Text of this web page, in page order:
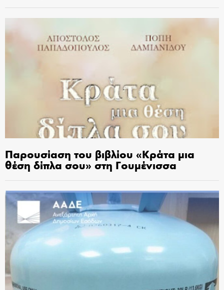
Παρουσίαση του βιβλίου «Κράτα μια
θέση δίπλα σου» στη Γουμένισσα